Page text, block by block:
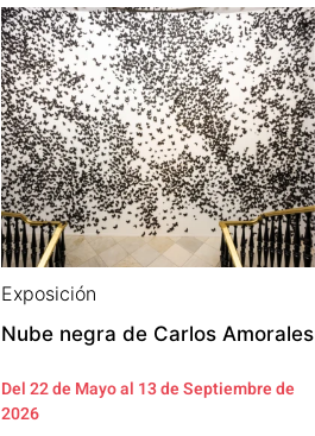
Exposición
Nube negra de Carlos Amorales
Del 22 de Mayo al 13 de Septiembre de
2026